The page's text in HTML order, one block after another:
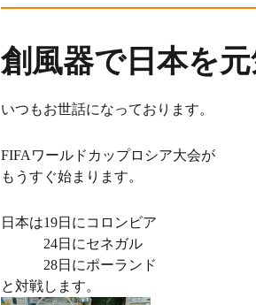
創風器で日本を元
いつもお世話になっております。
FIFAワールドカップロシア大会が
もうすぐ始まります。
日本は19日にコロンビア
24日にセネガル
28日にポーランド
と対戦します。